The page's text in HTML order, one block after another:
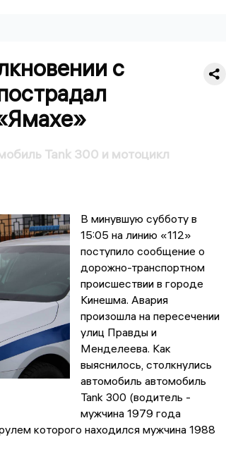
с
Tank 300 и мотоцикл
В минувшую субботу в
15:05 на линию «112»
поступило сообщение о
дорожно-транспортном
происшествии в городе
Кинешма. Авария
произошла на пересечении
улиц Правды и
Менделеева. Как
выяснилось, столкнулись
автомобиль автомобиль
Tank 300 (водитель -
мужчина 1979 года
которого находился мужчина 1988